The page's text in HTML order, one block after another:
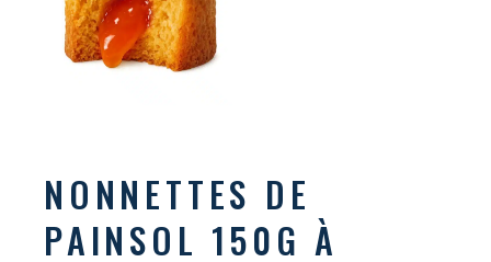
NONNETTES DE
PAINSOL 150G À